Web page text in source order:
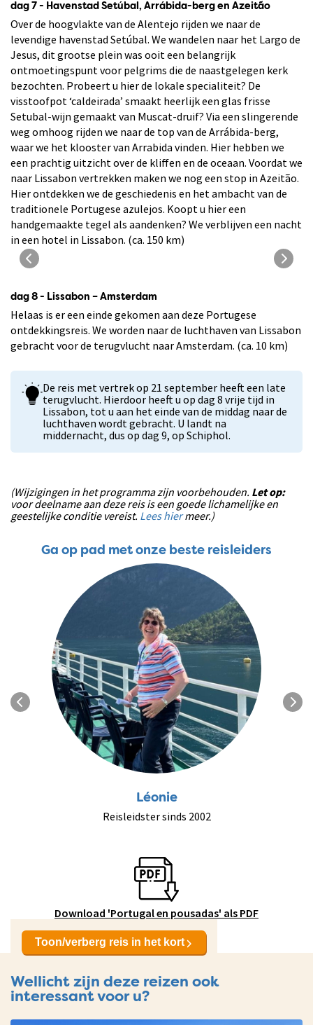
dag 7 - Havenstad Setúbal, Arrábida-berg en Azeitão
Over de hoogvlakte van de Alentejo rijden we naar de
levendige havenstad Setúbal. We wandelen naar het Largo de
Jesus, dit grootse plein was ooit een belangrijk
ontmoetingspunt voor pelgrims die de naastgelegen kerk
bezochten. Probeert u hier de lokale specialiteit? De
visstoofpot ‘caldeirada’ smaakt heerlijk een glas frisse
Setubal-wijn gemaakt van Muscat-druif? Via een slingerende
weg omhoog rijden we naar de top van de Arrábida-berg,
waar we het klooster van Arrabida vinden. Hier hebben we
een prachtig uitzicht over de kliffen en de oceaan. Voordat we
naar Lissabon vertrekken maken we nog een stop in Azeitão.
Hier ontdekken we de geschiedenis en het ambacht van de
traditionele Portugese azulejos. Koopt u hier een
handgemaakte tegel als aandenken? We verblijven een nacht
in een hotel in Lissabon. (ca. 150 km)
Largo de Jesus in Setúbal
dag 8 - Lissabon – Amsterdam
Helaas is er een einde gekomen aan deze Portugese
ontdekkingsreis. We worden naar de luchthaven van Lissabon
gebracht voor de terugvlucht naar Amsterdam. (ca. 10 km)
De reis met vertrek op 21 september heeft een late
terugvlucht. Hierdoor heeft u op dag 8 vrije tijd in
Lissabon, tot u aan het einde van de middag naar de
luchthaven wordt gebracht. U landt na
middernacht, dus op dag 9, op Schiphol.
(Wijzigingen in het programma zijn voorbehouden. Let op:
voor deelname aan deze reis is een goede lichamelijke en
geestelijke conditie vereist. Lees hiermeer.)
Ga op pad met onze beste reisleiders
Léonie
Reisleidster sinds 2002
Download 'Portugal en pousadas' als PDF
Toon/verberg reis in het kort
Wellicht zijn deze reizen ook
interessant voor u?